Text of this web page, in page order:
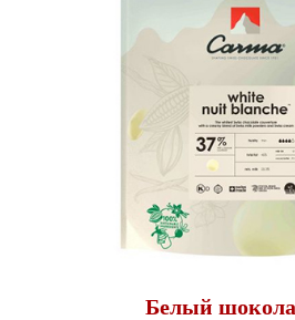
Белый